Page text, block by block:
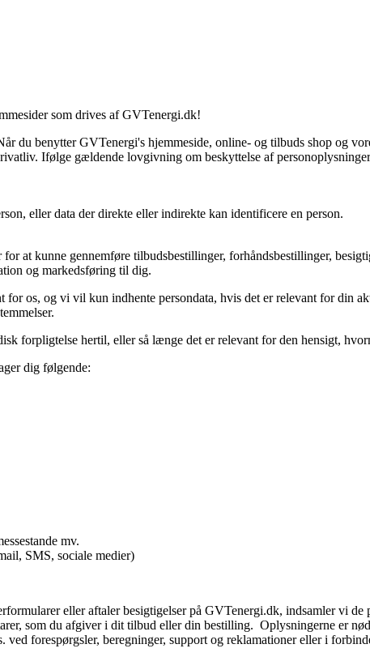
som drives af GVTenergi.dk!
du benytter GVTenergi's hjemmeside, online- og tilbuds shop og
Ifølge gældende lovgivning om beskyttelse af
eller data der direkte eller indirekte kan identificere en person.
at kunne gennemføre tilbudsbestillinger, forhåndsbestillinger,
og markedsføring til dig.
os, og vi vil kun indhente persondata, hvis det er relevant for din
forpligtelse hertil, eller så længe det er relevant for den hensigt,
dig følgende:
mv.
SMS, sociale medier)
eller aftaler besigtigelser på GVTenergi.dk, indsamler vi de
som du afgiver i dit tilbud eller din bestilling. Oplysningerne er
forespørgsler, beregninger, support og reklamationer eller i